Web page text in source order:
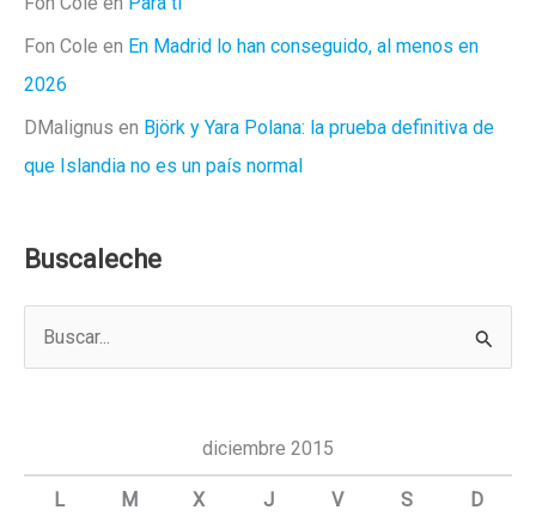
Fon Cole en En Madrid lo han conseguido, al menos en
2026
DMalignus en Björk y Yara Polana: la prueba definitiva de
que Islandia no es un país normal
Buscaleche
a
diciembre 2015
L M X J V S D